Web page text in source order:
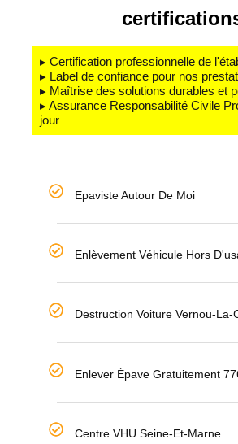
▸ Certification professionnelle de
▸ Label de confiance pour nos
▸ Maîtrise des solutions durables et
▸ Assurance Responsabilité Civile
jour
Epaviste Autour De Moi
Enlèvement Véhicule Hors
Destruction Voiture Vernou-La-
Enlever Épave Gratuitement
Centre VHU Seine-Et-Marne